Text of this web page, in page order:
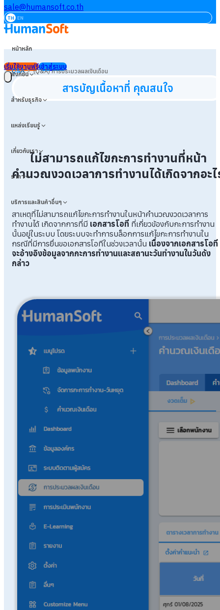
sale@humansoft.co.th
TH EN
หน้าหลัก
ฟังก์ชัน
สำหรับธุรกิจ
แหล่งเรียนรู้
เกี่ยวกับเรา
ราคา
บริการและสินค้าอื่นๆ
เริ่มใช้งานฟรีเข้าสู่ระบบ
Q&A>(Q&A) การประมวลผลเงินเดือน
สารบัญเนื้อหาที่ คุณสนใจ
ไม่สามารถแก้ไขกะการทำงานที่หน้า
คำนวณงวดเวลาการทำงานได้เกิดจากอะ
สาเหตุที่ไม่สามารถแก้ไขกะการทำงานในหน้าคำนวณงวดเวลาการ
ทำงานได้ เกิดจากการที่มี เอกสารโอที ที่เกี่ยวข้องกับกะการทำงาน
นั้นอยู่ในระบบ โดยระบบจะทำการบล็อกการแก้ไขกะการทำงานใน
กรณีที่มีการยื่นขอเอกสารโอทีในช่วงเวลานั้น เนื่องจากเอกสารโอที
จะอ้างอิงข้อมูลจากกะการทำงานและสถานะวันทำงานในวันดัง
กล่าว